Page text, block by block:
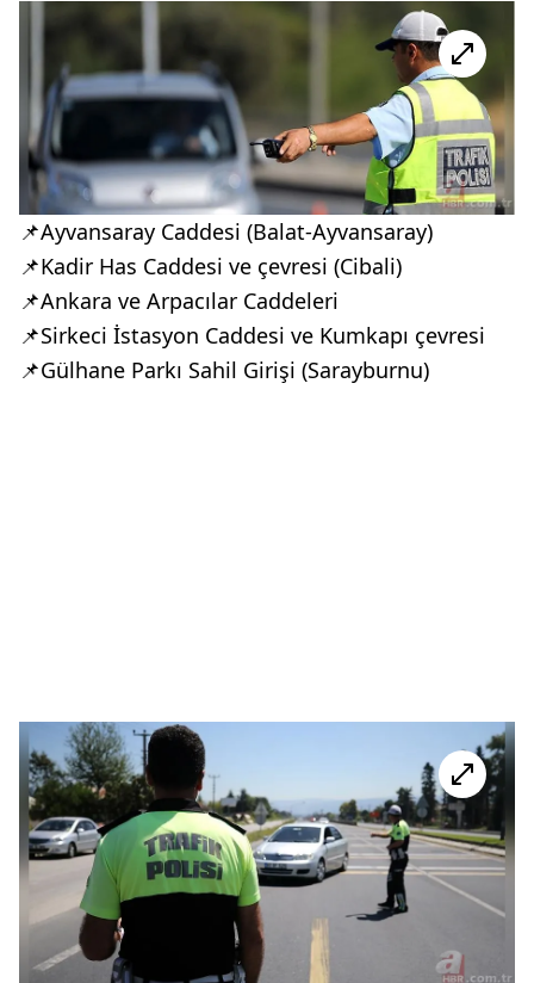
📌Ayvansaray Caddesi (Balat-Ayvansaray)
📌Kadir Has Caddesi ve çevresi (Cibali)
📌Ankara ve Arpacılar Caddeleri
📌Sirkeci İstasyon Caddesi ve Kumkapı çevresi
📌Gülhane Parkı Sahil Girişi (Sarayburnu)